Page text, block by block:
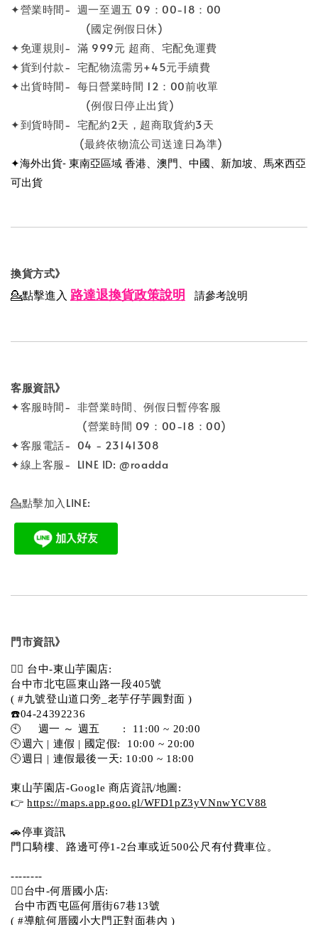
✦營業時間- 週一至週五 09：00-18：00
(國定例假日休)
✦免運規則- 滿 999元 超商、宅配免運費
✦貨到付款- 宅配物流需另+45元手續費
✦出貨時間- 每日營業時間 12：00前收單
(例假日停止出貨)
✦到貨時間- 宅配約2天，超商取貨約3天
(最終依物流公司送達日為準)
✦海外出貨- 東南亞區域 香港、澳門、中國、新加坡、馬來西亞
可出貨
換貨方式》
💁點擊進入 路達退換貨政策說明 請參考說明
客服資訊》
✦客服時間- 非營業時間、例假日暫停客服
(營業時間 09：00-18：00)
✦客服電話- 04 - 23141308
✦線上客服- LINE ID: @roadda
💁點擊加入LINE:
門市資訊》
💁‍♀️ 台中-東山芋園店:
台中市北屯區東山路一段405號
( #九號登山道口旁_老芋仔芋圓對面 )
☎️04-24392236
🕙     週一 ～ 週五       :  11:00 ~ 20:00
🕙週六 | 連假 | 國定假:  10:00 ~ 20:00
🕙週日 | 連假最後一天: 10:00 ~ 18:00
東山芋園店-Google 商店資訊/地圖:
👉 https://maps.app.goo.gl/WFD1pZ3yVNnwYCV88
🚗停車資訊
門口騎樓、路邊可停1-2台車或近500公尺有付費車位。
--------
💁‍♀️台中-何厝國小店:
台中市西屯區何厝街67巷13號
( #導航何厝國小大門正對面巷內 )